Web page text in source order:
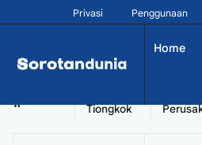
Privasi Penggunaan
Home
#
Tiongkok